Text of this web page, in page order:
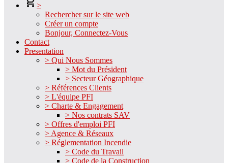
>
Rechercher sur le site web
Créer un compte
Bonjour, Connectez-Vous
Contact
Presentation
> Qui Nous Sommes
> Mot du Président
> Secteur Géographique
> Références Clients
> L'équipe PFI
> Charte & Engagement
> Nos contrats SAV
> Offres d'emploi PFI
> Agence & Réseaux
> Réglementation Incendie
> Code du Travail
> Code de la Construction